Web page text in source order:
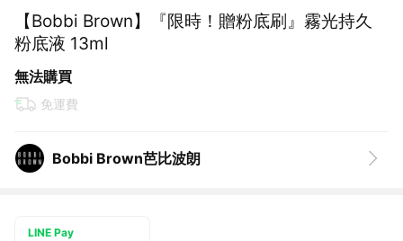
【Bobbi Brown】『限時！贈粉底刷』霧光持久
粉底液 13ml
無法購買
免運費
Bobbi Brown芭比波朗
LINE Pay